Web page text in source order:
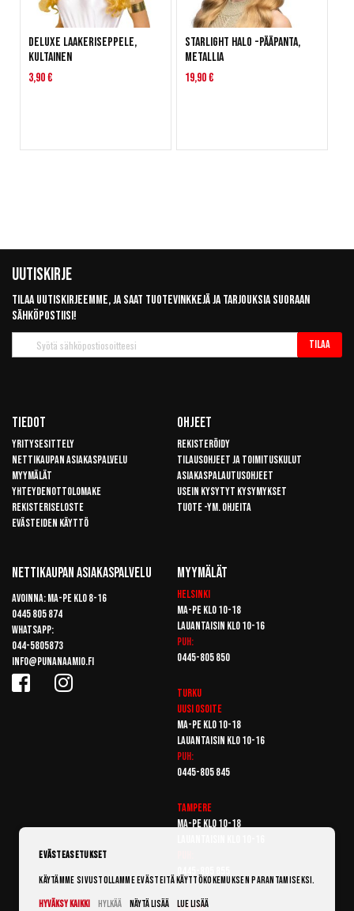
Deluxe Laakeriseppele,
kultainen
3,90 €
Starlight Halo -pääpanta,
metallia
19,90 €
Uutiskirje
Tilaa uutiskirjeemme, ja saat tuotevinkkejä ja tarjouksia suoraan
sähköpostiisi!
uutiskirje
Tilaa
Tiedot
Yritysesittely
Nettikaupan asiakaspalvelu
Myymälät
Yhteydenottolomake
Rekisteriseloste
Evästeiden käyttö
Ohjeet
Rekisteröidy
Tilausohjeet ja toimituskulut
Asiakaspalautusohjeet
Usein kysytyt kysymykset
Tuote -ym. ohjeita
Nettikaupan Asiakaspalvelu
Avoinna: Ma-pe klo 8-16
0445 805 874
Whatsapp:
044-5805873
info@punanaamio.fi
Myymälät
Helsinki
Ma-pe klo 10-18
Lauantaisin klo 10-16
Puh:
0445-805 850
Turku
Uusi osoite
Ma-pe klo 10-18
Lauantaisin klo 10-16
Puh:
0445-805 845
Tampere
Ma-pe klo 10-18
Vantaa
Evästeasetukset
Käytämme sivustollamme evästeitä käyttökokemuksen parantamiseksi.
Hyväksy kaikki
Hylkää Näytä lisää Lue lisää